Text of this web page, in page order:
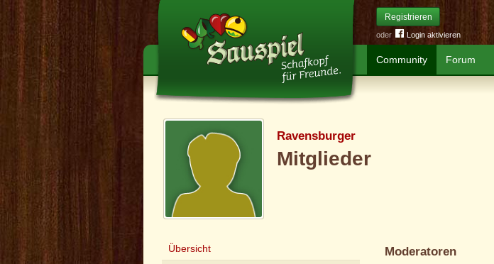
Registrieren
oder Login aktivieren
Community Forum
Ravensburger
Mitglieder
Übersicht
Moderatoren